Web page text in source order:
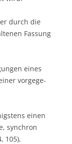
durch die
Fassung
eines
vorgege­
einen
synchron
105),